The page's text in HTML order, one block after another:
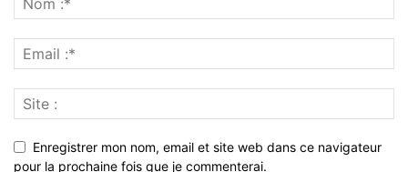
Enregistrer mon nom, email et site web dans ce navigateur
pour la prochaine fois que je commenterai.